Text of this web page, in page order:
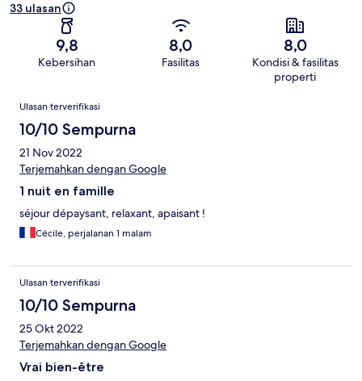
33 ulasan
9,8
Kebersihan
8,0
Fasilitas
8,0
Kondisi & fasilitas
properti
Ulasan
Ulasan terverifikasi
10/10 Sempurna
21 Nov 2022
Terjemahkan dengan Google
1 nuit en famille
séjour dépaysant, relaxant, apaisant !
Cécile, perjalanan 1 malam
Ulasan terverifikasi
10/10 Sempurna
25 Okt 2022
Terjemahkan dengan Google
Vrai bien-être